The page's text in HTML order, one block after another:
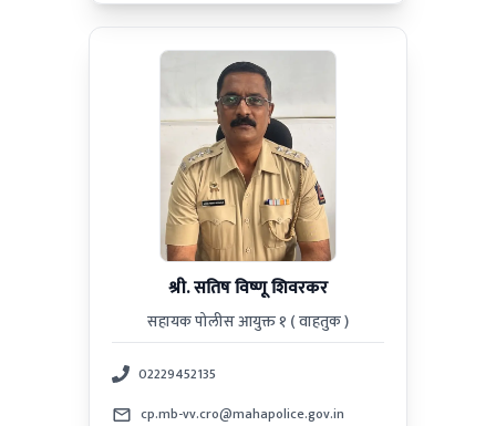
श्री. सतिष विष्णू शिवरकर
सहायक पोलीस आयुक्त १ ( वाहतुक )
02229452135
cp.mb-vv.cro@mahapolice.gov.in